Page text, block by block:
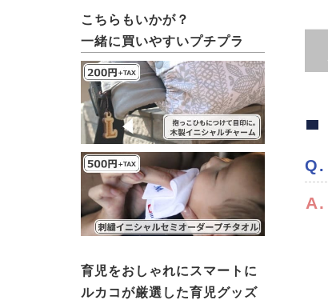
こちらもいかが？
一緒に買いやすいプチプラ
育児をおしゃれにスマートに
ルカコが厳選した育児グッズ